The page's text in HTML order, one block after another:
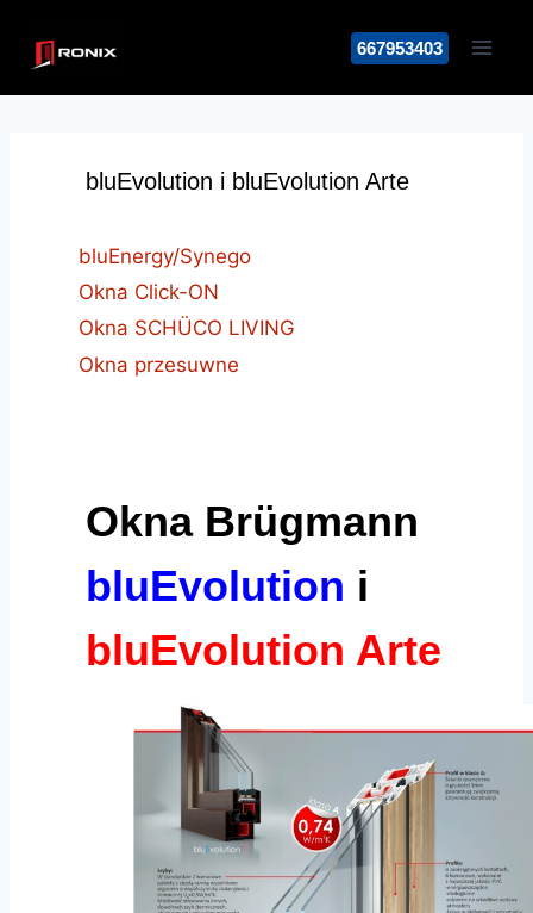
667953403
bluEvolution i bluEvolution Arte
bluEnergy/Synego
Okna Click-ON
Okna SCHÜCO LIVING
Okna przesuwne
Okna Brügmann
bluEvolution i
bluEvolution Arte